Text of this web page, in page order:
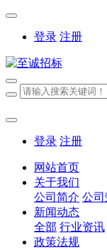
登录 注册
登录 注册
网站首页
关于我们
公司简介 公
新闻动态
全部 行业资讯
政策法规